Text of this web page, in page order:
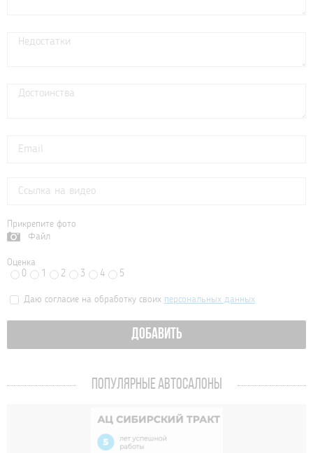
Прикрепите фото
Файл
Оценка
0
1 2 3 4 5
Даю согласие на обработку своих персональных данных
ДОБАВИТЬ
ПОПУЛЯРНЫЕ АВТОСАЛОНЫ